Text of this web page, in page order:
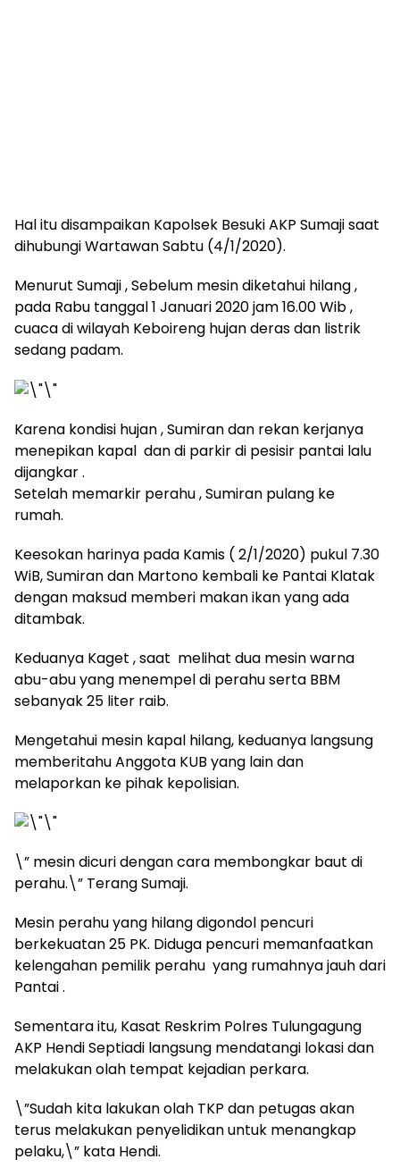
Hal itu disampaikan Kapolsek Besuki AKP Sumaji saat
dihubungi Wartawan Sabtu (4/1/2020).
Menurut Sumaji , Sebelum mesin diketahui hilang ,
pada Rabu tanggal 1 Januari 2020 jam 16.00 Wib ,
cuaca di wilayah Keboireng hujan deras dan listrik
sedang padam.
Karena kondisi hujan , Sumiran dan rekan kerjanya
menepikan kapal dan di parkir di pesisir pantai lalu
dijangkar .
Setelah memarkir perahu , Sumiran pulang ke
rumah.
Keesokan harinya pada Kamis ( 2/1/2020) pukul 7.30
WiB, Sumiran dan Martono kembali ke Pantai Klatak
dengan maksud memberi makan ikan yang ada
ditambak.
Keduanya Kaget , saat melihat dua mesin warna
abu-abu yang menempel di perahu serta BBM
sebanyak 25 liter raib.
Mengetahui mesin kapal hilang, keduanya langsung
memberitahu Anggota KUB yang lain dan
melaporkan ke pihak kepolisian.
\” mesin dicuri dengan cara membongkar baut di
perahu.\” Terang Sumaji.
Mesin perahu yang hilang digondol pencuri
berkekuatan 25 PK. Diduga pencuri memanfaatkan
kelengahan pemilik perahu yang rumahnya jauh dari
Pantai .
Sementara itu, Kasat Reskrim Polres Tulungagung
AKP Hendi Septiadi langsung mendatangi lokasi dan
melakukan olah tempat kejadian perkara.
\”Sudah kita lakukan olah TKP dan petugas akan
terus melakukan penyelidikan untuk menangkap
pelaku,\” kata Hendi.